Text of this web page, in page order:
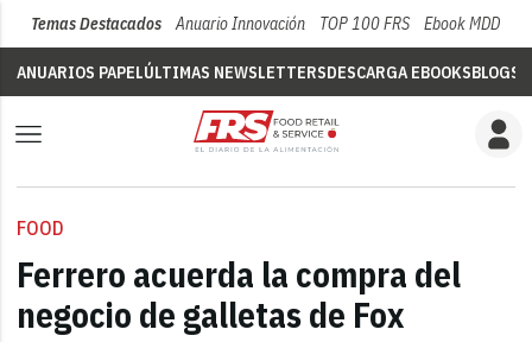
Temas Destacados Anuario Innovación TOP 100 FRS Ebook MDD
ANUARIOS PAPELÚLTIMAS NEWSLETTERSDESCARGA EBOOKSBLOGS
FOOD
Ferrero acuerda la compra del
negocio de galletas de Fox